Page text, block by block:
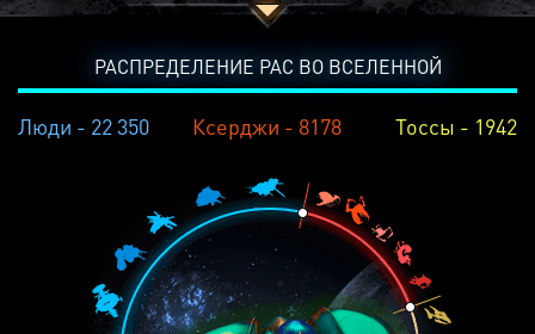
РАСПРЕДЕЛЕНИЕ РАС ВО ВСЕЛЕННОЙ
Люди - 22 350 Ксерджи - 8178 Тоссы - 1942